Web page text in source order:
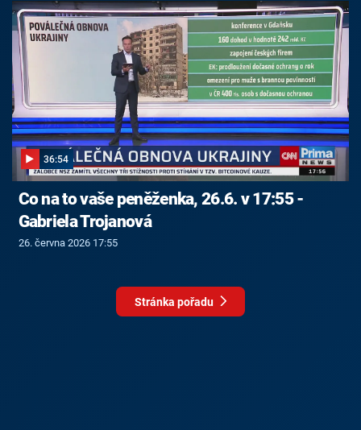
36:54
Co na to vaše peněženka, 26.6. v 17:55 -
Gabriela Trojanová
26. června 2026 17:55
Stránka pořadu